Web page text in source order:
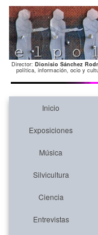
Director: Dionisio Sánchez
política, información, ocio y
Inicio
Exposiciones
Música
Silvicultura
Ciencia
Entrevistas